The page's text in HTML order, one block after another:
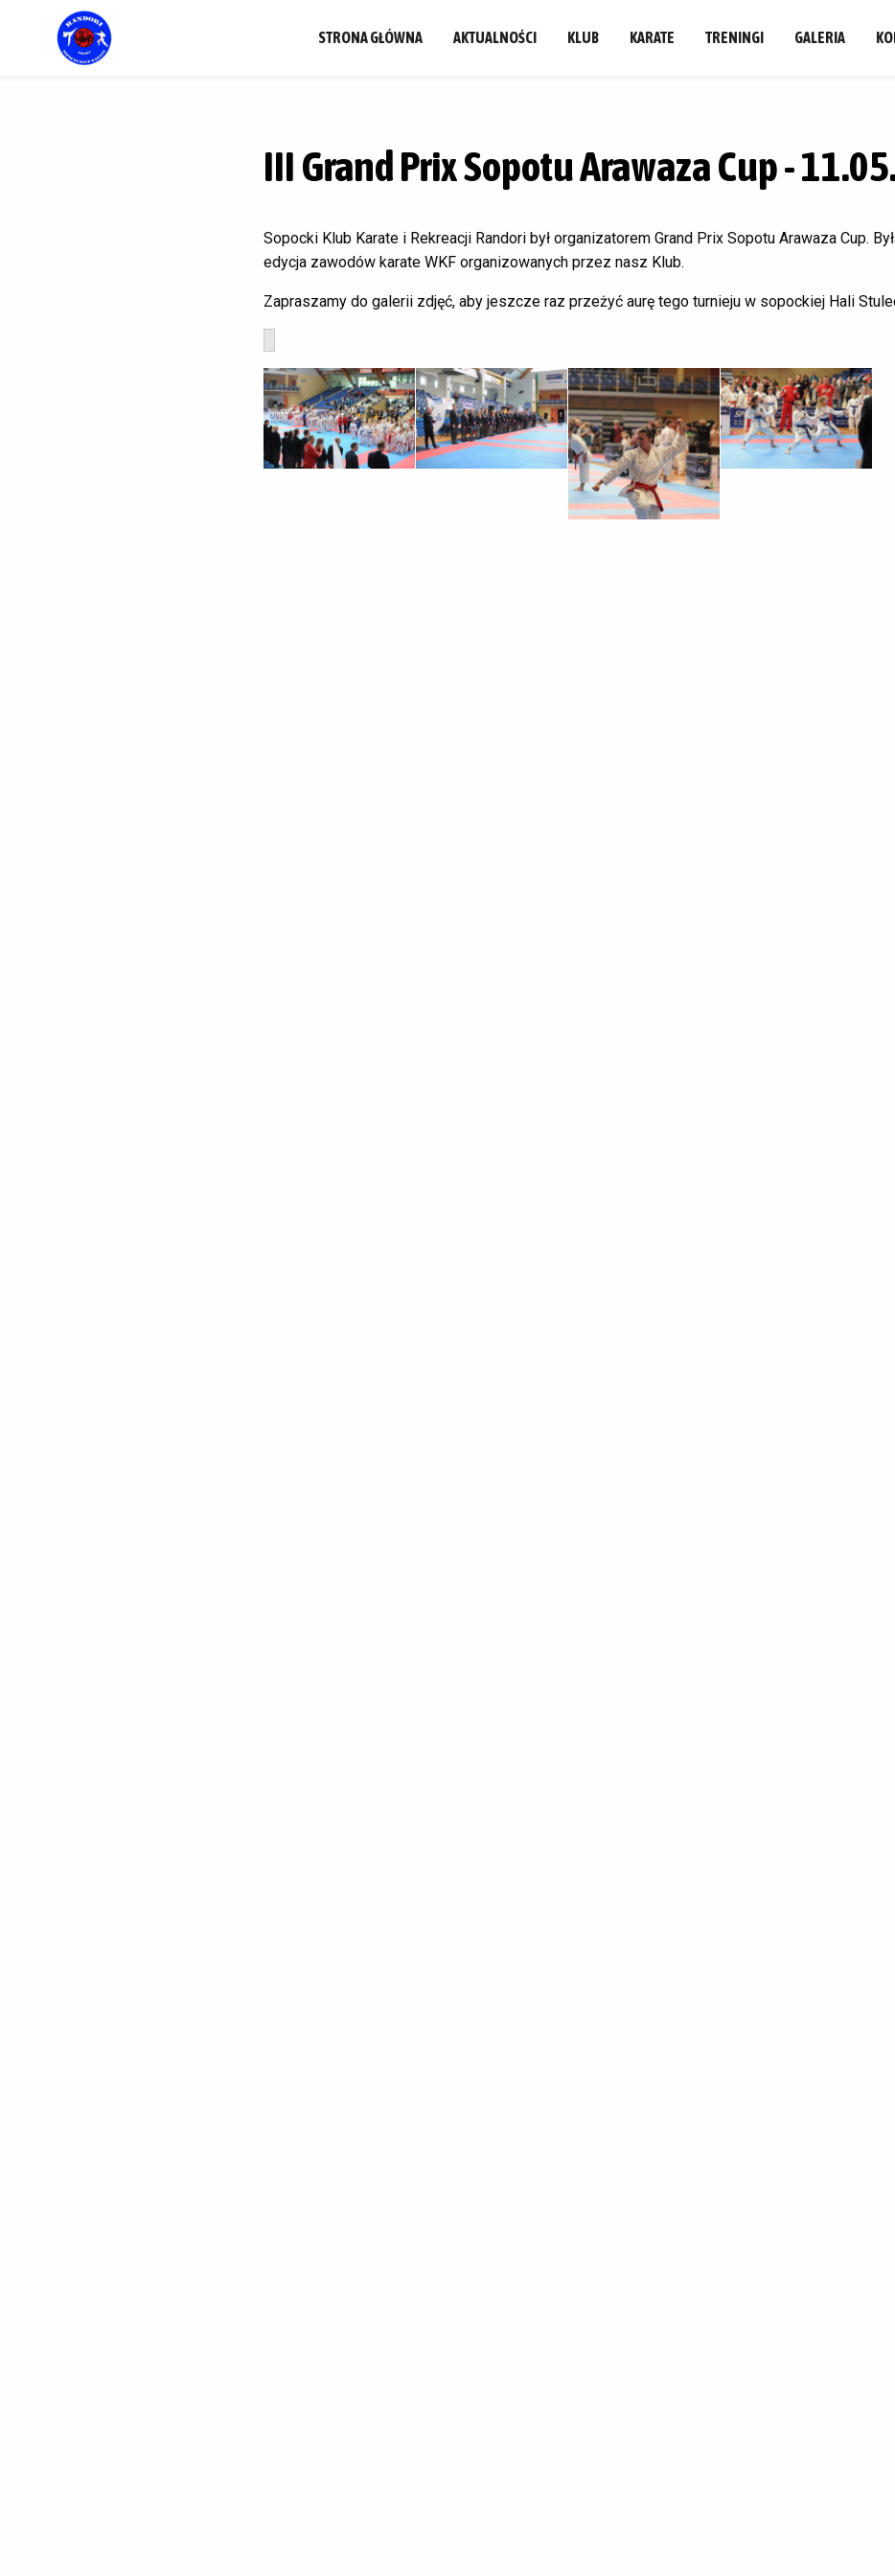
STRONA GŁÓWNA AKTUALNOŚCI KLUB KARATE TRENINGI GALERIA
III Grand Prix Sopotu Arawaza Cup -
Sopocki Klub Karate i Rekreacji Randori był organizatorem Grand Prix Sopotu Arawaza Cup.
edycja zawodów karate WKF organizowanych przez nasz Klub.
Zapraszamy do galerii zdjęć, aby jeszcze raz przeżyć aurę tego turnieju w sopockiej Hali